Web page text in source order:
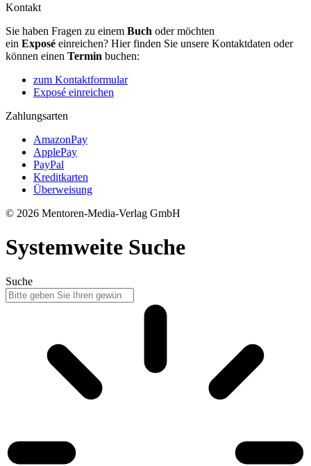
Kontakt
Sie haben Fragen zu einem Buch oder möchten
ein Exposé einreichen? Hier finden Sie unsere Kontaktdaten oder
können einen Termin buchen:
zum Kontaktformular
Exposé einreichen
Zahlungsarten
AmazonPay
ApplePay
PayPal
Kreditkarten
Überweisung
© 2026 Mentoren-Media-Verlag GmbH
Systemweite Suche
Suche